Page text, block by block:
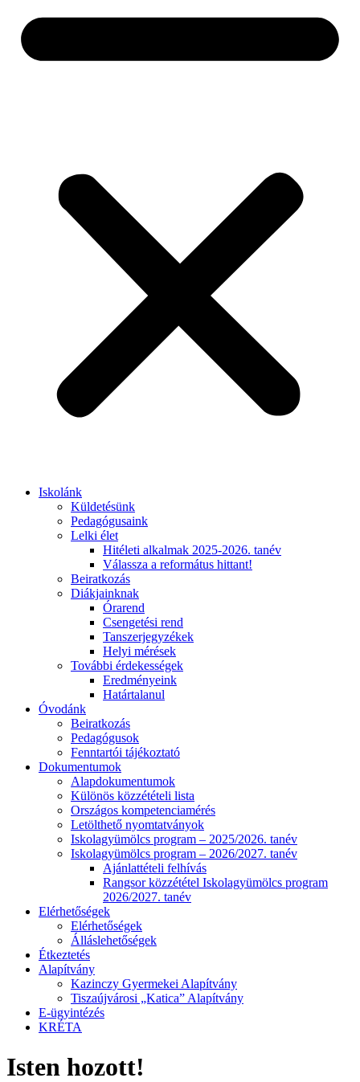
Iskolánk
Küldetésünk
Pedagógusaink
Lelki élet
Hitéleti alkalmak 2025-2026. tanév
Válassza a református hittant!
Beiratkozás
Diákjainknak
Órarend
Csengetési rend
Tanszerjegyzékek
Helyi mérések
További érdekességek
Eredményeink
Határtalanul
Óvodánk
Beiratkozás
Pedagógusok
Fenntartói tájékoztató
Dokumentumok
Alapdokumentumok
Különös közzétételi lista
Országos kompetenciamérés
Letölthető nyomtatványok
Iskolagyümölcs program – 2025/2026. tanév
Iskolagyümölcs program – 2026/2027. tanév
Ajánlattételi felhívás
Rangsor közzététel Iskolagyümölcs program
2026/2027. tanév
Elérhetőségek
Elérhetőségek
Álláslehetőségek
Étkeztetés
Alapítvány
Kazinczy Gyermekei Alapítvány
Tiszaújvárosi „Katica” Alapítvány
E-ügyintézés
KRÉTA
Isten hozott!